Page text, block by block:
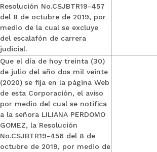
Resolución No.CSJBTR19-457
del 8 de octubre de 2019, por
medio de la cual se excluye
del escalafón de carrera
judicial.
Que el día de hoy treinta (30)
de julio del año dos mil veinte
(2020) se fija en la página Web
de esta Corporación, el aviso
por medio del cual se notifica
a la señora LILIANA PERDOMO
GOMEZ, la Resolución
No.CSJBTR19-456 del 8 de
octubre de 2019, por medio de